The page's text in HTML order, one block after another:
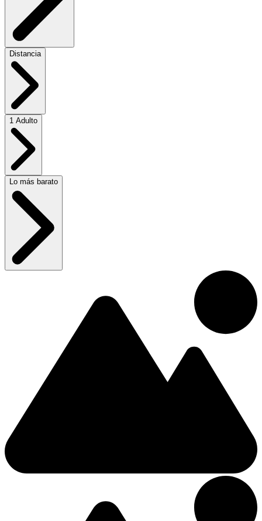
Distancia
1 Adulto
Lo más barato